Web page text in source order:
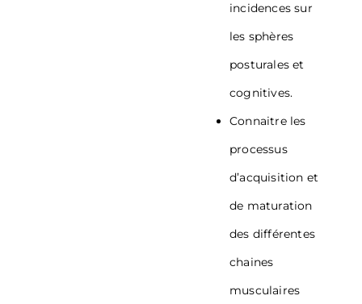
incidences sur
les sphères
posturales et
cognitives.
Connaitre les
processus
d’acquisition et
de maturation
des différentes
chaines
musculaires